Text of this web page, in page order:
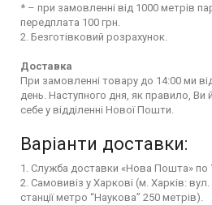
* – при замовленні від 1000 метрів
передплата 100 грн.
2. Безготівковий розрахунок.
Доставка
При замовленні товару до 14:00 ми
день. Наступного дня, як правило, Ви
себе у відділенні Нової Пошти.
Варіанти доставки:
1. Служба доставки «Нова Пошта» по
2. Самовивіз у Харкові (м. Харків:
станції метро “Наукова” 250 метрів).